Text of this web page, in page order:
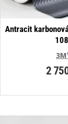
Antracit
2